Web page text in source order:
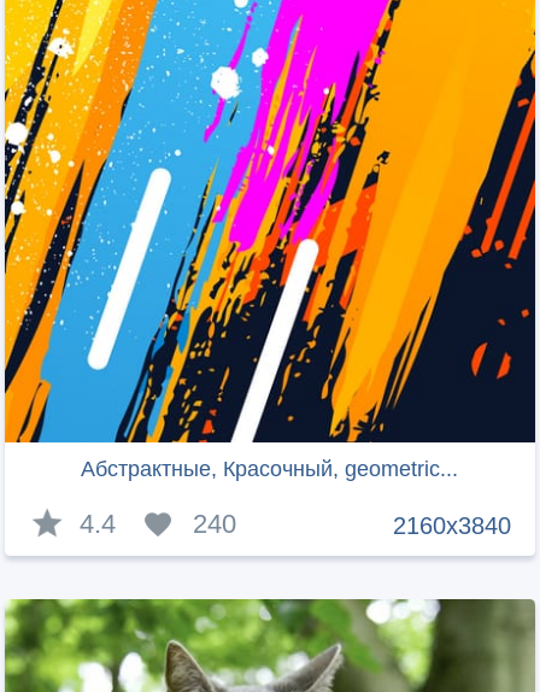
Абстрактные, Красочный, geometric...
2160x3840
4.4 240